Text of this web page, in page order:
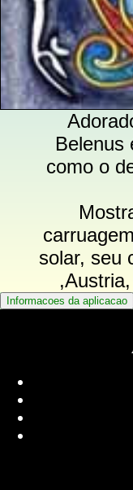
Belenus
como o
solar, seu